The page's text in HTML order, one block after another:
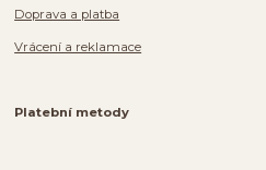
Doprava a platba
Vrácení a reklamace
Platební metody